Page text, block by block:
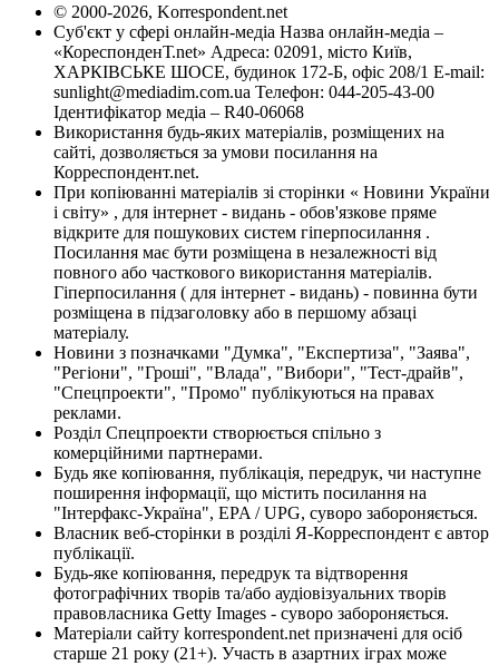
© 2000-2026, Korrespondent.net
Суб'єкт у сфері онлайн-медіа Назва онлайн-медіа –
«КореспонденТ.net» Адреса: 02091, місто Київ,
ХАРКІВСЬКЕ ШОСЕ, будинок 172-Б, офіс 208/1 E-mail:
sunlight@mediadim.com.ua Телефон: 044-205-43-00
Ідентифікатор медіа – R40-06068
Використання будь-яких матеріалів, розміщених на
сайті, дозволяється за умови посилання на
Корреспондент.net.
При копіюванні матеріалів зі сторінки « Новини України
і світу» , для інтернет - видань - обов'язкове пряме
відкрите для пошукових систем гіперпосилання .
Посилання має бути розміщена в незалежності від
повного або часткового використання матеріалів.
Гіперпосилання ( для інтернет - видань) - повинна бути
розміщена в підзаголовку або в першому абзаці
матеріалу.
Новини з позначками "Думка", "Експертиза", "Заява",
"Регіони", "Гроші", "Влада", "Вибори", "Тест-драйв",
"Спецпроекти", "Промо" публікуються на правах
реклами.
Розділ Спецпроекти створюється спільно з
комерційними партнерами.
Будь яке копіювання, публікація, передрук, чи наступне
поширення інформації, що містить посилання на
"Інтерфакс-Україна", EPA / UPG, суворо забороняється.
Власник веб-сторінки в розділі Я-Корреспондент є автор
публікації.
Будь-яке копіювання, передрук та відтворення
фотографічних творів та/або аудіовізуальних творів
правовласника Getty Images - суворо забороняється.
Матеріали сайту korrespondent.net призначені для осіб
старше 21 року (21+). Участь в азартних іграх може